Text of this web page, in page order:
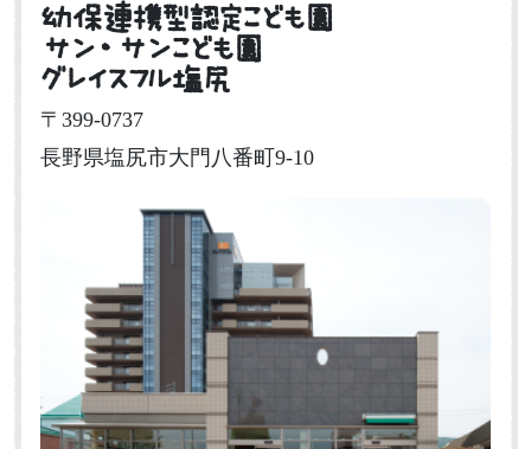
幼保連携型認定こども園
サン・サンこども園
グレイスフル塩尻
〒399-0737
長野県塩尻市大門八番町9-10